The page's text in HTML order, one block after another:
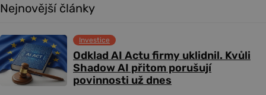
Nejnovější články
Odklad AI Actu firmy uklidnil. Kvůli
Shadow AI přitom porušují
povinnosti už dnes
Investice